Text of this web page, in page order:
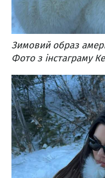
Зимовий образ
Фото з інстаграму